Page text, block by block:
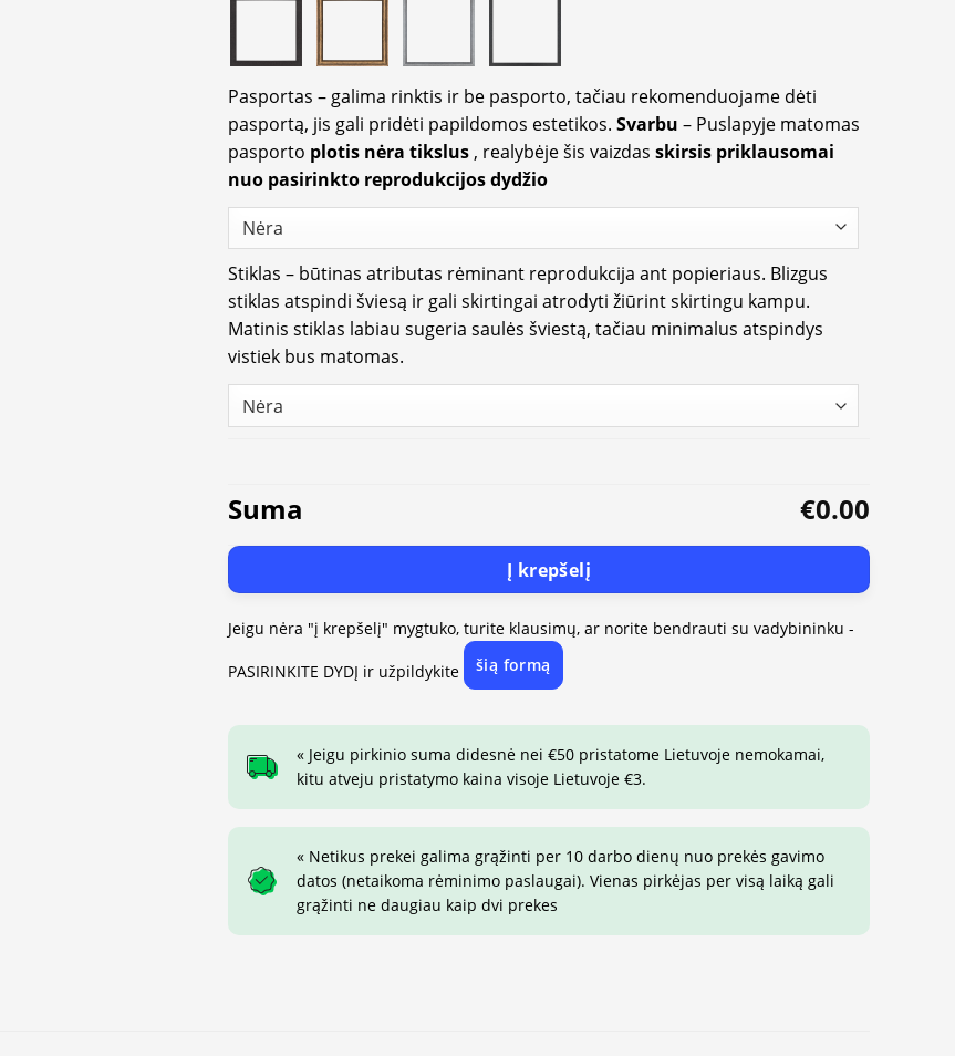
Pasportas – galima rinktis ir be pasporto, tačiau rekomenduojame dėti
pasportą, jis gali pridėti papildomos estetikos. Svarbu – Puslapyje matomas
pasporto plotis nėra tikslus , realybėje šis vaizdas skirsis priklausomai
nuo pasirinkto reprodukcijos dydžio
Stiklas – būtinas atributas rėminant reprodukcija ant popieriaus. Blizgus
stiklas atspindi šviesą ir gali skirtingai atrodyti žiūrint skirtingu kampu.
Matinis stiklas labiau sugeria saulės šviestą, tačiau minimalus atspindys
vistiek bus matomas.
Suma €0.00
Į krepšelį
Jeigu nėra "į krepšelį" mygtuko, turite klausimų, ar norite bendrauti su vadybininku -
PASIRINKITE DYDĮ ir užpildykite šią formą
« Jeigu pirkinio suma didesnė nei €50 pristatome Lietuvoje nemokamai,
kitu atveju pristatymo kaina visoje Lietuvoje €3.
« Netikus prekei galima grąžinti per 10 darbo dienų nuo prekės gavimo
datos (netaikoma rėminimo paslaugai). Vienas pirkėjas per visą laiką gali
grąžinti ne daugiau kaip dvi prekes